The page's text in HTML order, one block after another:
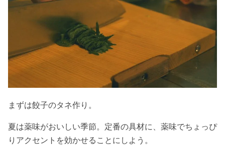
まずは餃子のタネ作り。
夏は薬味がおいしい季節。定番の具材に、薬味でちょっぴ
りアクセントを効かせることにしよう。